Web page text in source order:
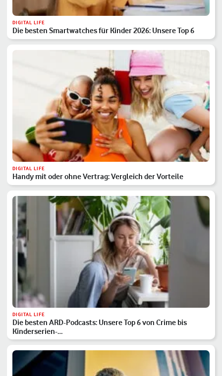
DIGITAL LIFE
Die besten Smartwatches für Kinder 2026: Unsere Top 6
DIGITAL LIFE
Handy mit oder ohne Vertrag: Vergleich der Vorteile
DIGITAL LIFE
Die besten ARD-Podcasts: Unsere Top 6 von Crime bis
Kinderserien-…